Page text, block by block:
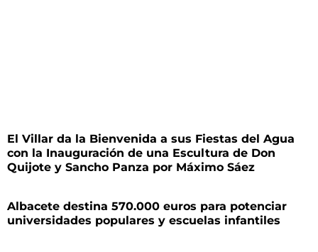
El Villar da la Bienvenida a sus Fiestas del Agua
con la Inauguración de una Escultura de Don
Quijote y Sancho Panza por Máximo Sáez
Albacete destina 570.000 euros para potenciar
universidades populares y escuelas infantiles